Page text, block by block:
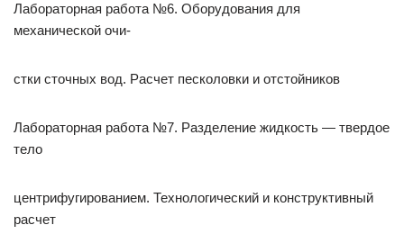
Лабораторная работа №6. Оборудования для
механической очи-
стки сточных вод. Расчет песколовки и отстойников
Лабораторная работа №7. Разделение жидкость — твердое
тело
центрифугированием. Технологический и конструктивный
расчет